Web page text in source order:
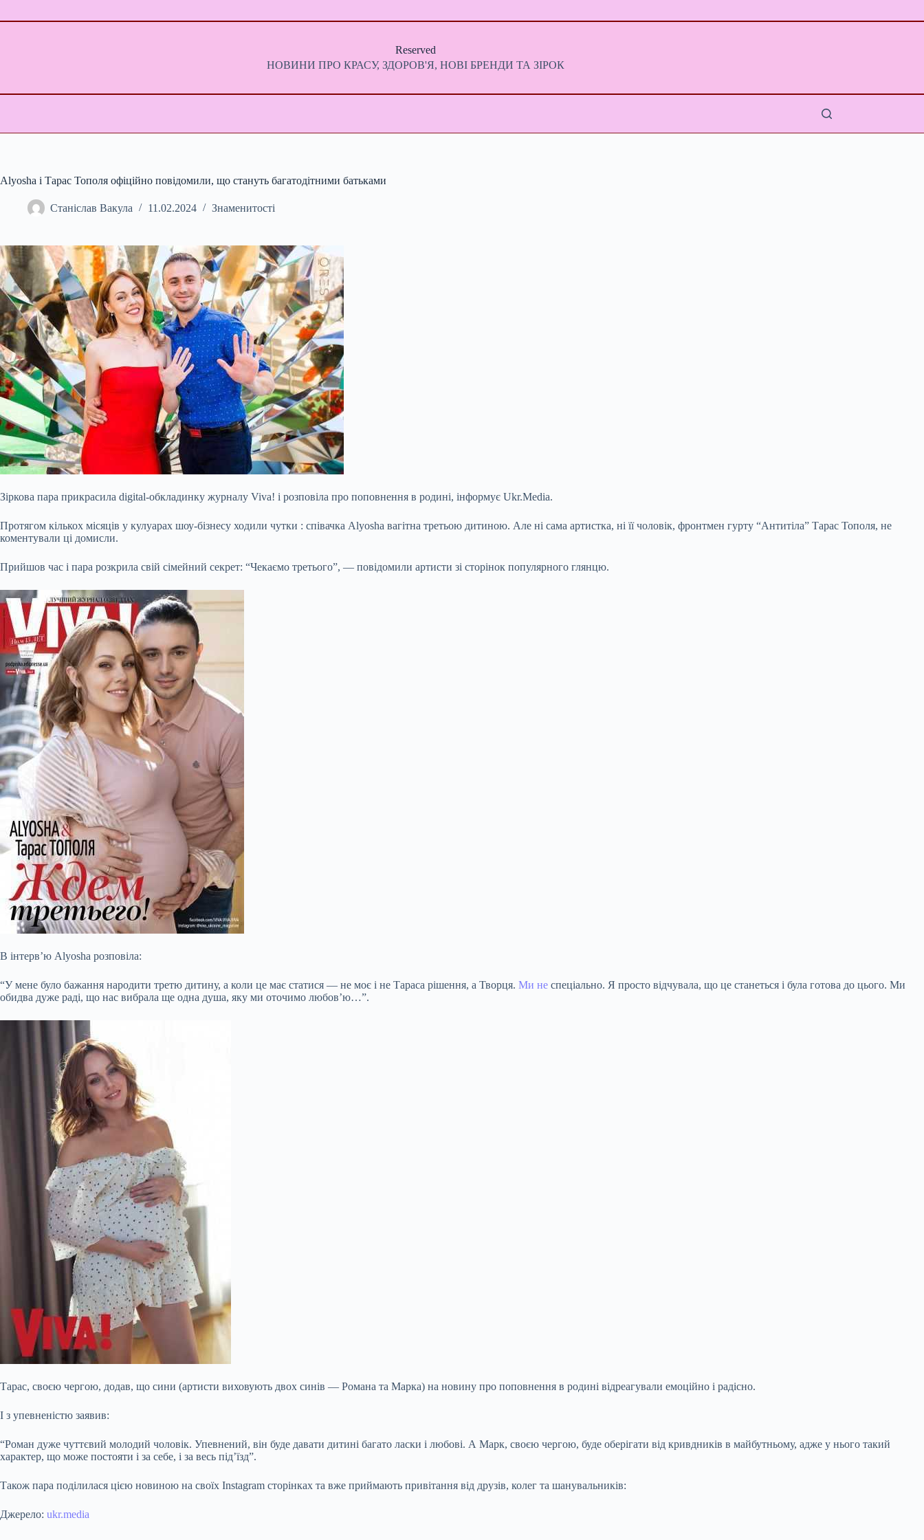
Reserved
НОВИНИ ПРО КРАСУ, ЗДОРОВ'Я, НОВІ БРЕНДИ ТА ЗІРОК
Alyosha і Тарас Тополя офіційно повідомили, що стануть багатодітними батьками
Станіслав Вакула 11.02.2024 Знаменитості
Зіркова пара прикрасила digital-обкладинку журналу Viva! і розповіла про поповнення в родині, інформує Ukr.Media.
Протягом кількох місяців у кулуарах шоу-бізнесу ходили чутки : співачка Alyosha вагітна третьою дитиною. Але ні сама артистка, ні її чоловік, фронтмен гурту “Антитіла” Тарас Тополя, не
коментували ці домисли.
Прийшов час і пара розкрила свій сімейний секрет: “Чекаємо третього”, — повідомили артисти зі сторінок популярного глянцю.
В інтерв’ю Alyosha розповіла:
“У мене було бажання народити третю дитину, а коли це має статися — не моє і не Тараса рішення, а Творця. Ми не спеціально. Я просто відчувала, що це станеться і була готова до цього. Ми
обидва дуже раді, що нас вибрала ще одна душа, яку ми оточимо любов’ю…”.
Тарас, своєю чергою, додав, що сини (артисти виховують двох синів — Романа та Марка) на новину про поповнення в родині відреагували емоційно і радісно.
І з упевненістю заявив:
“Роман дуже чуттєвий молодий чоловік. Упевнений, він буде давати дитині багато ласки і любові. А Марк, своєю чергою, буде оберігати від кривдників в майбутньому, адже у нього такий
характер, що може постояти і за себе, і за весь під’їзд”.
Також пара поділилася цією новиною на своїх Instagram сторінках та вже приймають привітання від друзів, колег та шанувальників:
Джерело: ukr.media